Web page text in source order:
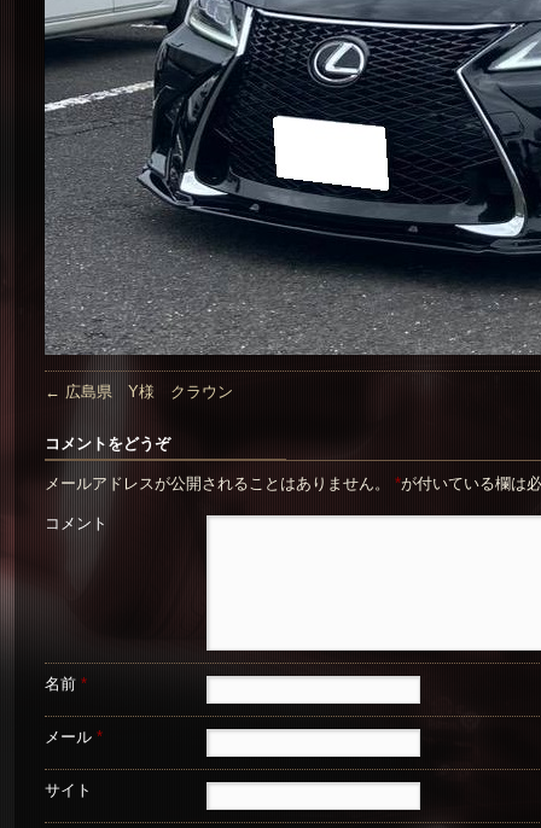
← 広島県 Y様 クラウン
コメントをどうぞ
メールアドレスが公開されることはありません。 *が付いている欄は
コメント
名前 *
メール *
サイト